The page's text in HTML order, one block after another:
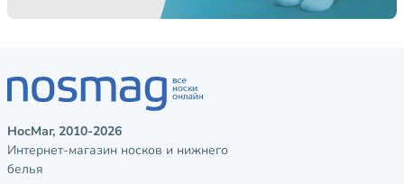
НосМаг, 2010-2026
Интернет-магазин носков и нижнего
белья